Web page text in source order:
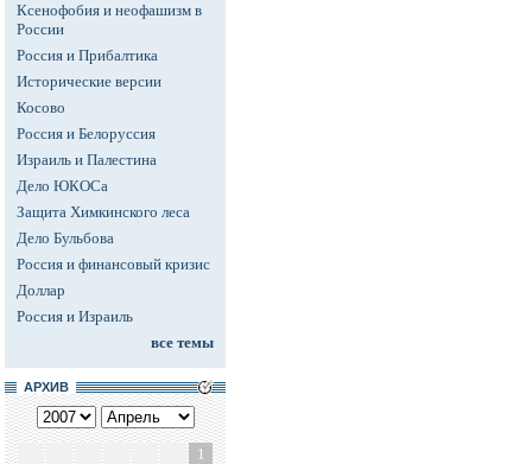
Ксенофобия и неофашизм в
России
Россия и Прибалтика
Исторические версии
Косово
Россия и Белоруссия
Израиль и Палестина
Дело ЮКОСа
Защита Химкинского леса
Дело Бульбова
Россия и финансовый кризис
Доллар
Россия и Израиль
все темы
АРХИВ
1